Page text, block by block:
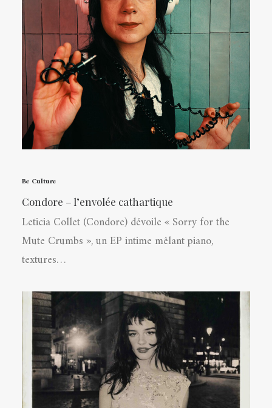
Be Culture
Condore – l’envolée cathartique
Leticia Collet (Condore) dévoile « Sorry for the
Mute Crumbs », un EP intime mêlant piano,
textures…